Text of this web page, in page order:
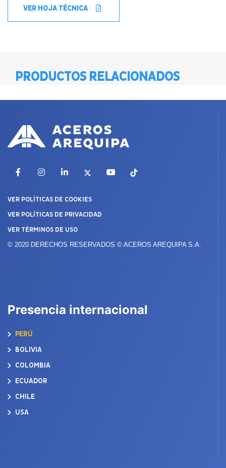
VER HOJA TÉCNICA
PRODUCTOS RELACIONADOS
FacebookInstagramLinkedIn YouTubeTikTok
VER POLÍTICAS DE COOKIES
VER POLÍTICAS DE PRIVACIDAD
VER TÉRMINOS DE USO
© 2020 DERECHOS RESERVADOS © ACEROS AREQUIPA S.A.
Presencia internacional
PERÚ
BOLIVIA
COLOMBIA
ECUADOR
CHILE
USA